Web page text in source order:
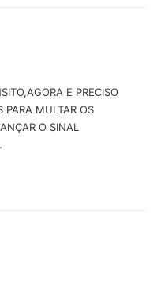
E PRECISO
PARA MULTAR OS
O SINAL